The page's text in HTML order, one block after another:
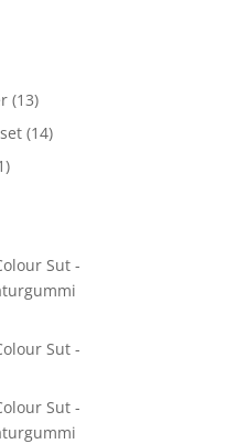
(13)
(14)
Sut -
Sut -
Sut -